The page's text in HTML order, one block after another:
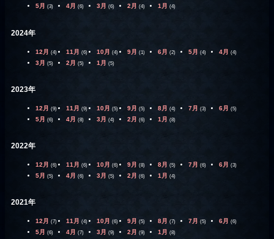
5月 (3) 4月 (6) 3月 (6) 2月 (4) 1月 (4)
2024年
12月 (4) 11月 (6) 10月 (4) 9月 (1) 6月 (2) 5月 (4) 4月 (4)
3月 (5) 2月 (5) 1月 (5)
2023年
12月 (9) 11月 (9) 10月 (5) 9月 (5) 8月 (4) 7月 (3) 6月 (5)
5月 (6) 4月 (8) 3月 (4) 2月 (6) 1月 (8)
2022年
12月 (6) 11月 (6) 10月 (6) 9月 (8) 8月 (5) 7月 (6) 6月 (3)
5月 (5) 4月 (6) 3月 (5) 2月 (6) 1月 (4)
2021年
12月 (7) 11月 (4) 10月 (6) 9月 (5) 8月 (7) 7月 (5) 6月 (6)
5月 (6) 4月 (7) 3月 (9) 2月 (9) 1月 (8)